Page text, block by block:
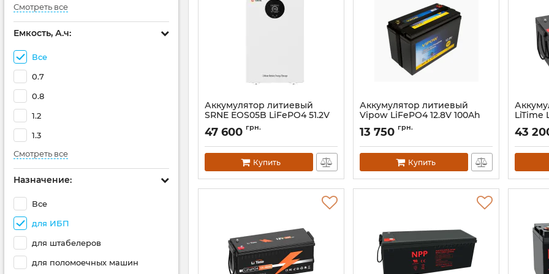
Смотреть все
Емкость, А.ч:
Все
0.7
0.8
1.2
1.3
Смотреть все
Назначение:
Все
для ИБП
для штабелеров
для поломоечных машин
Аккумулятор литиевый
SRNE EOS05B LiFePO4 51.2V
100Ah (48V-100Ah)
Артикул: EOS05B
47 600 грн.
Купить
Аккумулятор литиевый
Vipow LiFePO4 12.8V 100Ah
Артикул: 17555
13 750 грн.
Купить
LiTime
BMS
Артикул:
43